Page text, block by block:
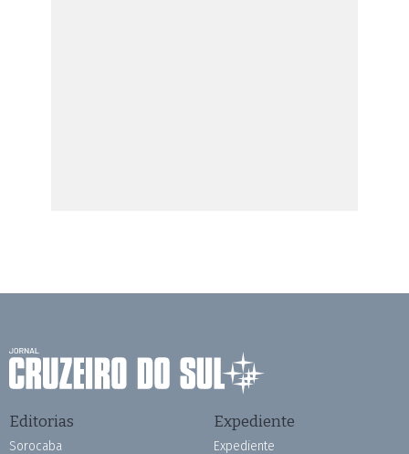
Editorias
Sorocaba
Expediente
Expediente